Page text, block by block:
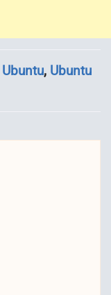
Ubuntu, Ubuntu